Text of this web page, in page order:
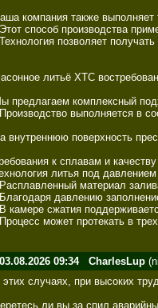
компания также
Этот способ производства
Технология позволяет
литьё ХТС
предлагаем комплексный
Производство выполняется в
внутреннюю поверхность
к сплавам и
литья под
Расплавленный материал
Благодаря давлению
В камере сжатия
Процесс может протекать в
03.08.2026 09:34 CharlesLup
этих случаях, при высоких
ли вы за спил